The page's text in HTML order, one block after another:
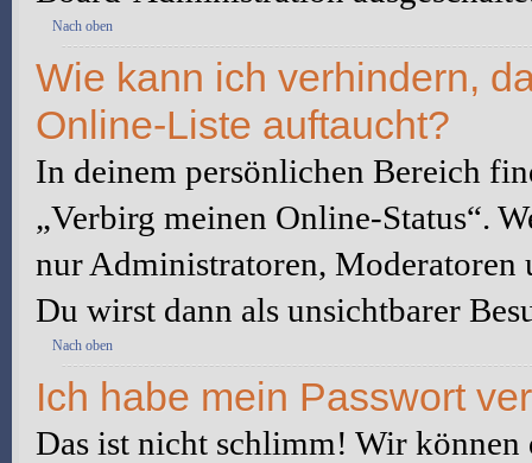
Nach oben
Wie kann ich verhindern,
Online-Liste auftaucht?
In deinem persönlichen Bereich
„Verbirg meinen Online-Status“.
nur Administratoren, Moderatoren
Du wirst dann als unsichtbarer
Nach oben
Ich habe mein Passwort
Das ist nicht schlimm! Wir